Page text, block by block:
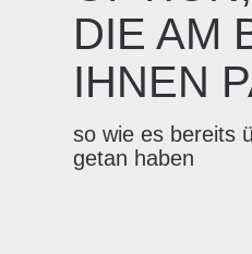
DIE AM
IHNEN
so wie es bereits
getan haben